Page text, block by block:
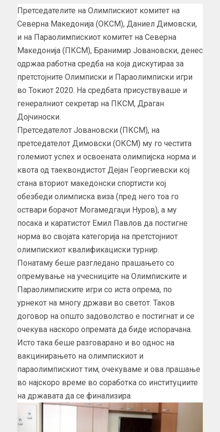
Претседателите на Олимпискиот комитет на
Северна Македонија (ОКСМ), Даниел Димовски,
и на Параолимпискиот комитет на Северна
Македонија (ПКСМ), Бранимир Јовановски, денес
одржаа работна средба на која дискутираа за
претстојните Олимписки и Параолимписки игри
во Токиот 2020. На средбата присуствуваше и
генералниот секретар на ПКСМ, Драган
Дојчиноски.
Претседателот Јовановски (ПКСМ), на
претседателот Димовски (ОКСМ) му го честита
големиот успех и освоената олимпијска норма и
квота од таеквондистот Дејан Георгиевски кој
стана вториот македонски спортисти кој
обезбеди олимписка виза (пред него тоа го
оствари борачот Могамедгаџи Нуров), а му
посака и каратистот Емил Павлов да постигне
норма во својата категорија на претстојниот
олимпискиот квалификациски турнир.
Понатаму беше разгледано прашањето со
опремување на учесниците на Олимписките и
Параолимписките игри со иста опрема, по
урнекот на многу држави во светот. Таков
договор на општо задоволство е постигнат и се
очекува наскоро опремата да биде испорачана.
Исто така беше разговарано и во однос на
вакцинирањето на олимпискиот и
параолимпискиот тим, очекуваме и ова прашање
во најскоро време во соработка со институциите
на државата да се финализира.